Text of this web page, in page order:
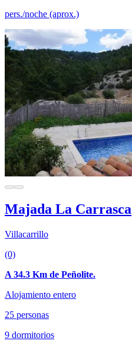
pers./noche (aprox.)
Majada La Carrasca
Villacarrillo
(0)
A 34.3 Km de Peñolite.
Alojamiento entero
25 personas
9 dormitorios